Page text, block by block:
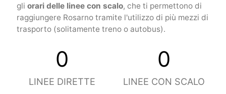
gli orari delle linee con scalo, che ti permettono di
raggiungere Rosarno tramite l'utilizzo di più mezzi di
trasporto (solitamente treno o autobus).
0
LINEE DIRETTE
0
LINEE CON SCALO